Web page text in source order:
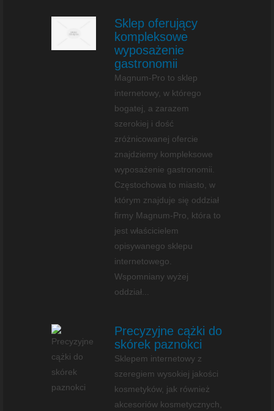
Sklep oferujący
kompleksowe
wyposażenie
gastronomii
Magnum-Pro to sklep
internetowy, w którego
bogatej, a zarazem
szerokiej i dość
zróżnicowanej ofercie
znajdziemy kompleksowe
wyposażenie gastronomii.
Częstochowa to miasto, w
którym znajduje się oddział
firmy Magnum-Pro, która to
jest właścicielem
opisywanego sklepu
internetowego.
Wspomniany wyżej
oddział...
Precyzyjne cążki do
skórek paznokci
Sklepem internetowy z
szeregiem wysokiej jakości
kosmetyków, jak również
akcesoriów kosmetycznych,